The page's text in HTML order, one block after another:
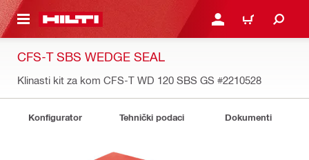
GLAVNI SADRŽAJ PRIJAVI SE ILI SE
KOŠARICA
CFS-T SBS WEDGE SEAL
Klinasti kit za kom CFS-T WD 120 SBS GS #2210528
Konfigurator Tehnički podaci Dokumenti